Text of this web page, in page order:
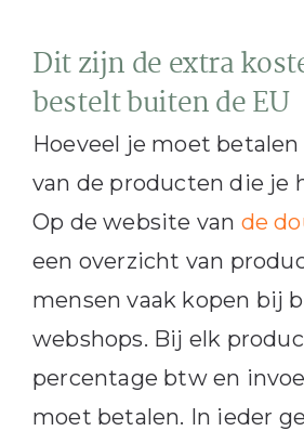
Dit zijn de extra
bestelt buiten de EU
Hoeveel je moet
van de producten die je
Op de website van de
een overzicht van
mensen vaak kopen bij
webshops. Bij elk
percentage btw en
moet betalen. In ieder